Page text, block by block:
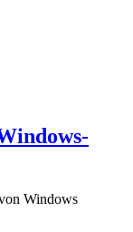
Windows